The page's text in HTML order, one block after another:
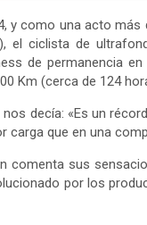
y como una acto
el ciclista de
de permanencia
Km (cerca de 124
decía: «Es un
carga que en una
comenta sus
por los